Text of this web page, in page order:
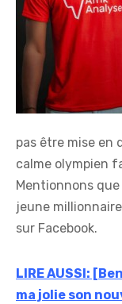
pas être mise en
calme olympien
Mentionnons
jeune
sur Facebook.
LIRE AUSSI:
ma jolie son